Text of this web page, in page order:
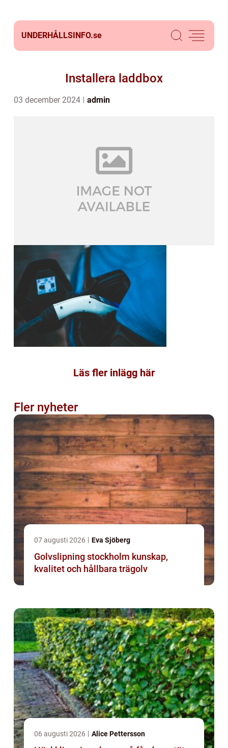
UNDERHÅLLSINFO.se
Installera laddbox
03 december 2024 admin
Läs fler inlägg här
Fler nyheter
07 augusti 2026 Eva Sjöberg
Golvslipning stockholm kunskap,
kvalitet och hållbara trägolv
06 augusti 2026 Alice Pettersson